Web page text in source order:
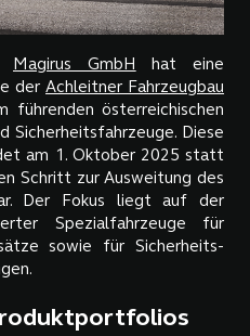
Magirus GmbH
hat eine
derAchleitner Fahrzeugbau
führenden österreichischen
Sicherheitsfahrzeuge. Diese
am 1. Oktober 2025 statt
Schritt zur Ausweitung des
Der Fokus liegt auf der
Spezialfahrzeuge für
sowie für Sicherheits-